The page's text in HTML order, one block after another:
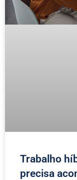
Trabalho
precisa